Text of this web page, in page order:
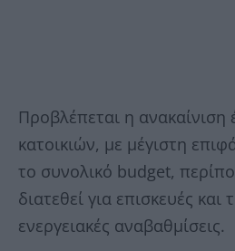
Προβλέπεται η ανακαίνιση
κατοικιών, με μέγιστη
το συνολικό budget,
διατεθεί για επισκευές και
ενεργειακές αναβαθμίσεις.